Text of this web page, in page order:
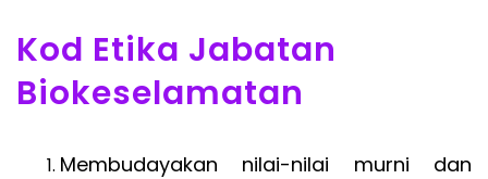
Kod Etika Jabatan
Biokeselamatan
Membudayakan nilai-nilai murni dan